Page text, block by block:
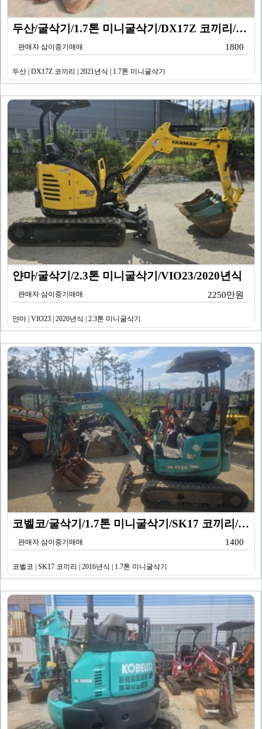
두산/굴삭기/1.7톤 미니굴삭기/DX17Z 코끼리/20…
판매자 삼이중기매매 1800
두산 | DX17Z 코끼리 | 2021년식 | 1.7톤 미니굴삭기
얀마/굴삭기/2.3톤 미니굴삭기/VIO23/2020년식
판매자 삼이중기매매 2250만원
얀마 | VIO23 | 2020년식 | 2.3톤 미니굴삭기
코벨코/굴삭기/1.7톤 미니굴삭기/SK17 코끼리/20…
판매자 삼이중기매매 1400
코벨코 | SK17 코끼리 | 2016년식 | 1.7톤 미니굴삭기